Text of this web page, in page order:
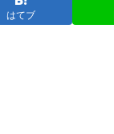
はてブ